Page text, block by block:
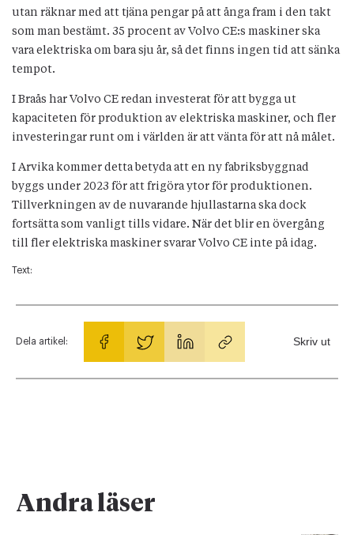
utan räknar med att tjäna pengar på att ånga fram i den takt
som man bestämt. 35 procent av Volvo CE:s maskiner ska
vara elektriska om bara sju år, så det finns ingen tid att sänka
tempot.
I Braås har Volvo CE redan investerat för att bygga ut
kapaciteten för produktion av elektriska maskiner, och fler
investeringar runt om i världen är att vänta för att nå målet.
I Arvika kommer detta betyda att en ny fabriksbyggnad
byggs under 2023 för att frigöra ytor för produktionen.
Tillverkningen av de nuvarande hjullastarna ska dock
fortsätta som vanligt tills vidare. När det blir en övergång
till fler elektriska maskiner svarar Volvo CE inte på idag.
Text:
Dela artikel: Skriv ut
Andra läser